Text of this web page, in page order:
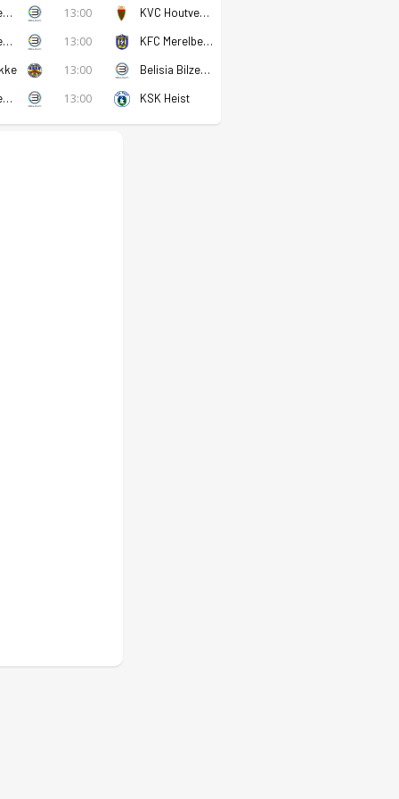
Belisia Bilzen SV 13:00 KVC Houtvenne
Belisia Bilzen SV 13:00 KFC Merelbeke
13:00 Belisia Bilzen SV
Belisia Bilzen SV 13:00 KSK Heist